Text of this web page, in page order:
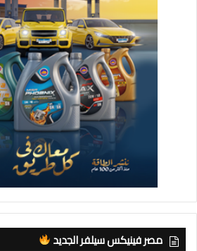
مصر فينيكس سيلفر الجديد